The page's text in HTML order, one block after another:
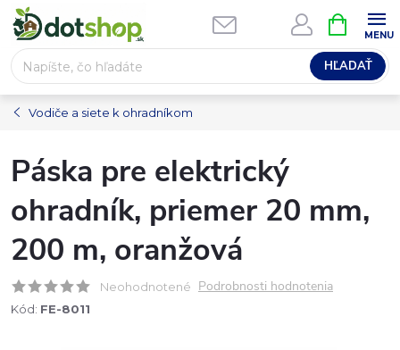
Prejsť
na
obsah
HĽADAŤ
KOŠÍK
Vodiče a siete k ohradníkom
Páska pre elektrický
ohradník, priemer 20 mm,
200 m, oranžová
Neohodnotené Podrobnosti hodnotenia
Kód: FE-8011